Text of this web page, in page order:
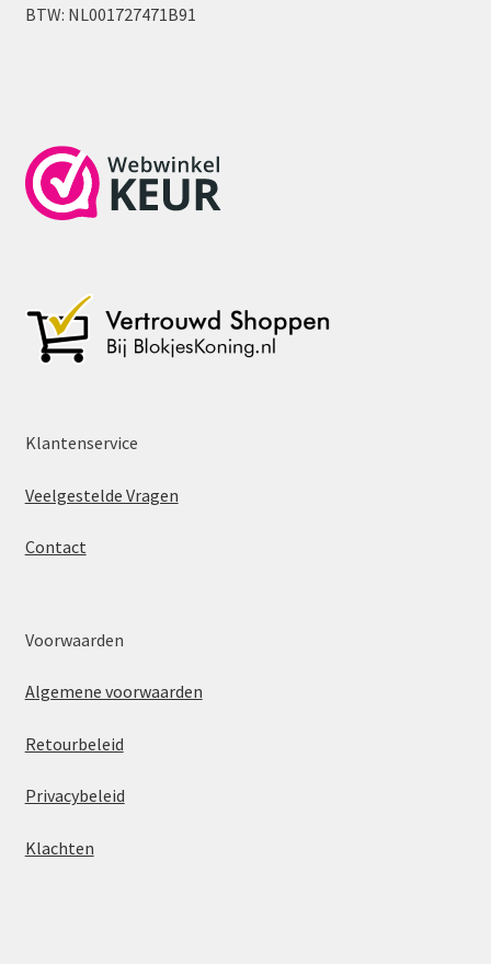
BTW: NL001727471B91
Klantenservice
Veelgestelde Vragen
Contact
Voorwaarden
Algemene voorwaarden
Retourbeleid
Privacybeleid
Klachten